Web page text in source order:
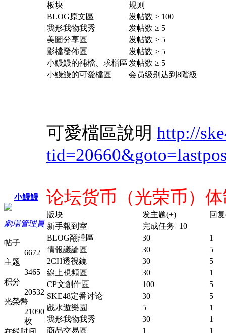
小鰻鰻
劇場管理員
帖子
6672
主题
3465
积分
20532
光榮幣
21090
枚
板块
规则
BLOG原文區
发帖数 ≥ 100
我形我物我秀
发帖数 ≥ 5
美圖分享區
发帖数 ≥ 5
影檔發佈區
发帖数 ≥ 5
小鰻鰻的補檔、求檔區 发帖数 ≥ 5
小鰻鰻的可愛檔區
会员级别达到8階級
可愛檔區說明 http://
论坛货币（光荣币）
版块 发主题(+)
回
新手報到室
完成任务+10
BLOG翻譯區
30
1
情報議論區
30
5
2CH透視鏡
30
5
線上視頻區
30
1
CP文創作區
100
5
SKE48定番讨论
30
5
戲水遊樂園
5
1
我形我物我秀
30
1
商品交易區
1
1